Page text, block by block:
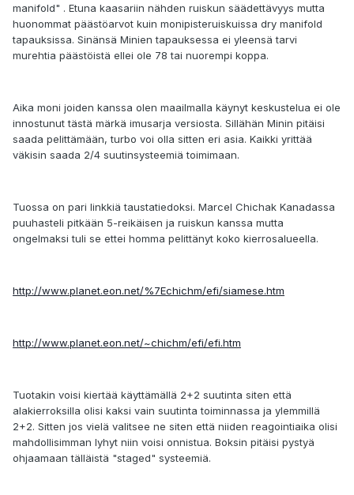
manifold" . Etuna kaasariin nähden ruiskun säädettävyys mutta
huonommat päästöarvot kuin monipisteruiskuissa dry manifold
tapauksissa. Sinänsä Minien tapauksessa ei yleensä tarvi
murehtia päästöistä ellei ole 78 tai nuorempi koppa.
Aika moni joiden kanssa olen maailmalla käynyt keskustelua ei ole
innostunut tästä märkä imusarja versiosta. Sillähän Minin pitäisi
saada pelittämään, turbo voi olla sitten eri asia. Kaikki yrittää
väkisin saada 2/4 suutinsysteemiä toimimaan.
Tuossa on pari linkkiä taustatiedoksi. Marcel Chichak Kanadassa
puuhasteli pitkään 5-reikäisen ja ruiskun kanssa mutta
ongelmaksi tuli se ettei homma pelittänyt koko kierrosalueella.
http://www.planet.eon.net/%7Echichm/efi/siamese.htm
http://www.planet.eon.net/~chichm/efi/efi.htm
Tuotakin voisi kiertää käyttämällä 2+2 suutinta siten että
alakierroksilla olisi kaksi vain suutinta toiminnassa ja ylemmillä
2+2. Sitten jos vielä valitsee ne siten että niiden reagointiaika olisi
mahdollisimman lyhyt niin voisi onnistua. Boksin pitäisi pystyä
ohjaamaan tälläistä "staged" systeemiä.